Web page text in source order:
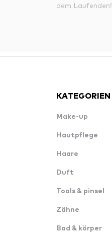
dem Laufenden!
KATEGORIEN
Make-up
Hautpflege
Haare
Duft
Tools & pinsel
Zähne
Bad & körper